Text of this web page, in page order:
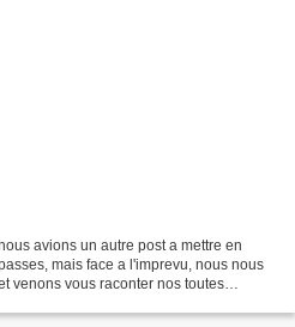
avions un autre post a mettre en
mais face a l'imprevu, nous nous
venons vous raconter nos toutes